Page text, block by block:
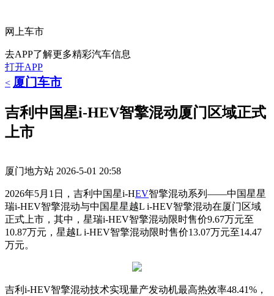
网上车市
去APP了解更多精彩汽车信息
打开APP
< 厦门车市
吉利中国星i-HEV智擎混动厦门区域正式
上市
厦门地方站 2026-5-01 20:58
2026年5月1日，吉利中国星i-HEV智擎混动系列——中国星星
瑞i-HEV智擎混动与中国星星越L i-HEV智擎混动在厦门区域
正式上市，其中，星瑞i-HEV智擎混动限时售价9.67万元至
10.87万元，星越L i-HEV智擎混动限时售价13.07万元至14.47
万元。
吉利i-HEV智擎混动技术实现量产发动机最高热效率48.41%，